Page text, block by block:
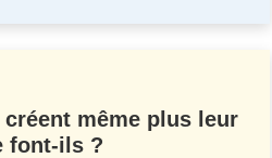
même plus leur
font-ils ?
PARTI